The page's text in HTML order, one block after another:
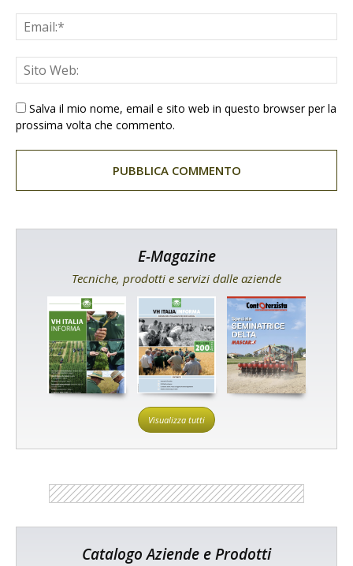
Salva il mio nome, email e sito web in questo browser per la
prossima volta che commento.
E-Magazine
Tecniche, prodotti e servizi dalle aziende
Visualizza tutti
Catalogo Aziende e Prodotti